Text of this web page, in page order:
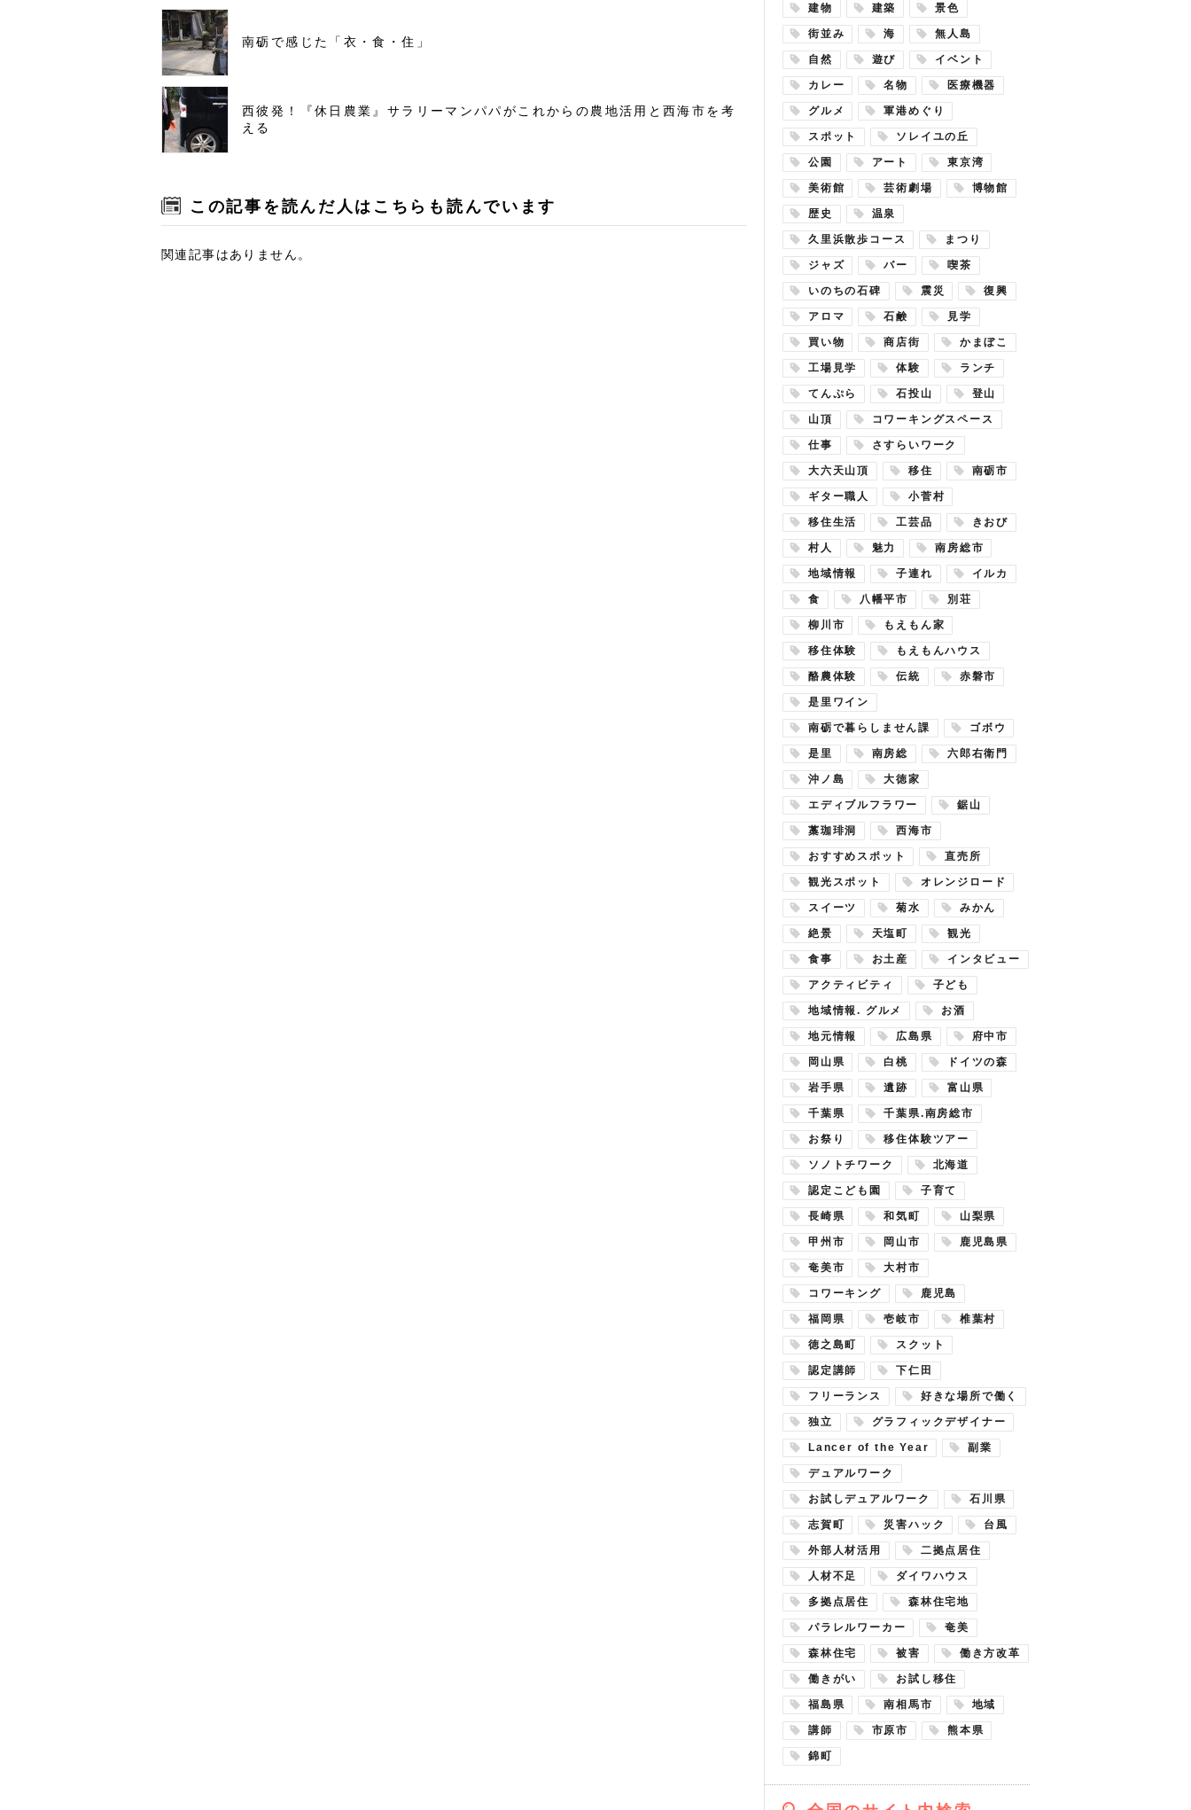
南砺で感じた「衣・食・住」
西彼発！『休日農業』サラリーマンパパがこれからの農地活用と西海市を考
える
この記事を読んだ人はこちらも読んでいます
関連記事はありません。
建物 建築 景色
街並み 海 無人島
自然 遊び イベント
カレー 名物 医療機器
グルメ 軍港めぐり
スポット ソレイユの丘
公園 アート 東京湾
美術館 芸術劇場 博物館
歴史 温泉
久里浜散歩コース まつり
ジャズ バー 喫茶
いのちの石碑 震災 復興
アロマ 石鹸 見学
買い物 商店街 かまぼこ
工場見学 体験 ランチ
てんぷら 石投山 登山
山頂 コワーキングスペース
仕事 さすらいワーク
大六天山頂 移住 南砺市
ギター職人 小菅村
移住生活 工芸品 きおび
村人 魅力 南房総市
地域情報 子連れ イルカ
食 八幡平市 別荘
柳川市 もえもん家
移住体験 もえもんハウス
酪農体験 伝統 赤磐市
是里ワイン
南砺で暮らしません課 ゴボウ
是里 南房総 六郎右衛門
沖ノ島 大徳家
エディブルフラワー 鋸山
藁珈琲洞 西海市
おすすめスポット 直売所
観光スポット オレンジロード
スイーツ 菊水 みかん
絶景 天塩町 観光
食事 お土産 インタビュー
アクティビティ 子ども
地域情報. グルメ お酒
地元情報 広島県 府中市
岡山県 白桃 ドイツの森
岩手県 遺跡 富山県
千葉県 千葉県.南房総市
お祭り 移住体験ツアー
ソノトチワーク 北海道
認定こども園 子育て
長崎県 和気町 山梨県
甲州市 岡山市 鹿児島県
奄美市 大村市
コワーキング 鹿児島
福岡県 壱岐市 椎葉村
徳之島町 スクット
認定講師 下仁田
フリーランス 好きな場所で働く
独立 グラフィックデザイナー
Lancer of the Year 副業
デュアルワーク
お試しデュアルワーク 石川県
志賀町 災害ハック 台風
外部人材活用 二拠点居住
人材不足 ダイワハウス
多拠点居住 森林住宅地
パラレルワーカー 奄美
森林住宅 被害 働き方改革
働きがい お試し移住
福島県 南相馬市 地域
講師 市原市 熊本県
錦町